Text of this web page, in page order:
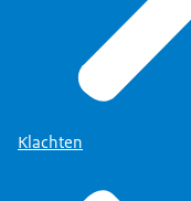
Klachten